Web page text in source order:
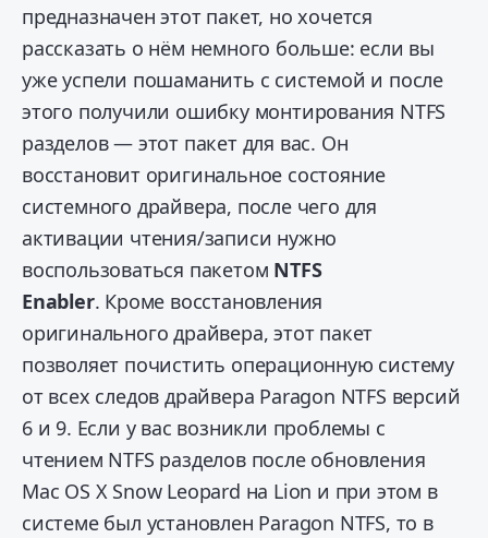
предназначен этот пакет, но хочется
рассказать о нём немного больше: если вы
уже успели пошаманить с системой и после
этого получили ошибку монтирования NTFS
разделов — этот пакет для вас. Он
восстановит оригинальное состояние
системного драйвера, после чего для
активации чтения/записи нужно
воспользоваться пакетом NTFS
Enabler. Кроме восстановления
оригинального драйвера, этот пакет
позволяет почистить операционную систему
от всех следов драйвера Paragon NTFS версий
6 и 9. Если у вас возникли проблемы с
чтением NTFS разделов после обновления
Mac OS X Snow Leopard на Lion и при этом в
системе был установлен Paragon NTFS, то в